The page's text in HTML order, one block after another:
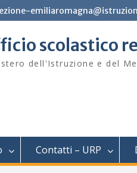
scolastico
dell'Istruzione e del
Contatti – URP